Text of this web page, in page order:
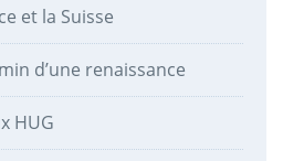
et la Suisse
d’une renaissance
HUG